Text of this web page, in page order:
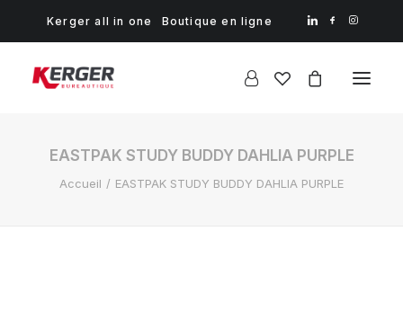
Kerger all in one Boutique en ligne
EASTPAK STUDY BUDDY DAHLIA PURPLE
Accueil EASTPAK STUDY BUDDY DAHLIA PURPLE